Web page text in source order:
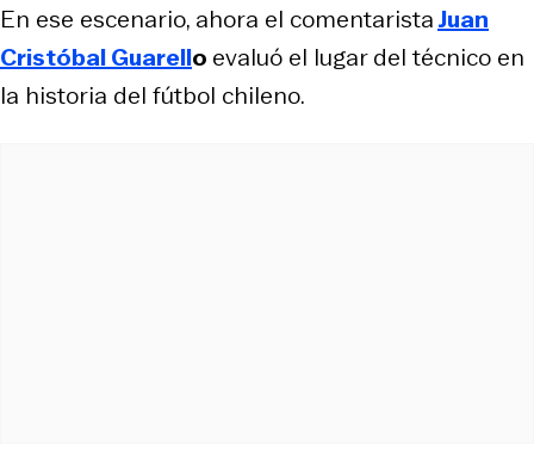
En ese escenario, ahora el comentaristaJuan
Cristóbal Guarello evaluó el lugar del técnico en
la historia del fútbol chileno.